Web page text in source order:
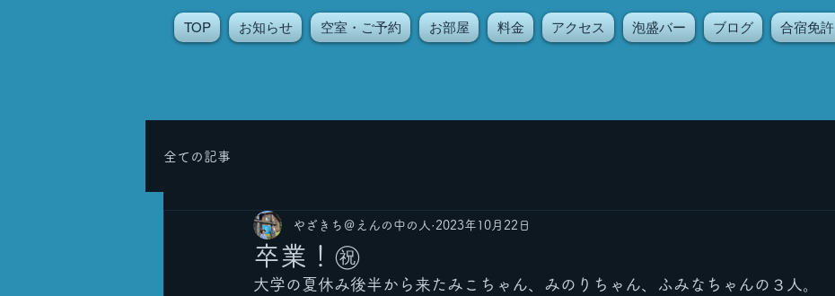
TOP お知らせ 空室・ご予約 お部屋 料金 アクセス 泡盛バー ブログ 合宿免許
全ての記事
卒業！㊗️
やざきち＠えんの中の人 2023年10月22日
大学の夏休み後半から来たみこちゃん、みのりちゃん、ふみなちゃんの３人。